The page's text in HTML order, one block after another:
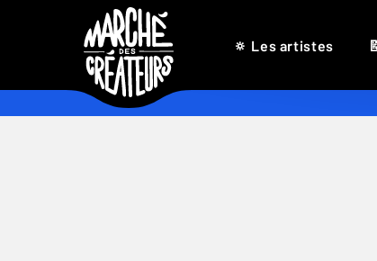
🔅 Les artistes